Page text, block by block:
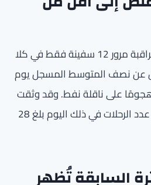
في يوم الأحد، سجلت المراقبة مرور 12 سفينة فقط في كلا
عن نصف المتوسط المسجل يوم
على ناقلة نفط. وقد وثقت
وكالة “تاس” الروسية أن عدد الرحلات في ذلك اليوم بلغ 28
السابقة تُظهر